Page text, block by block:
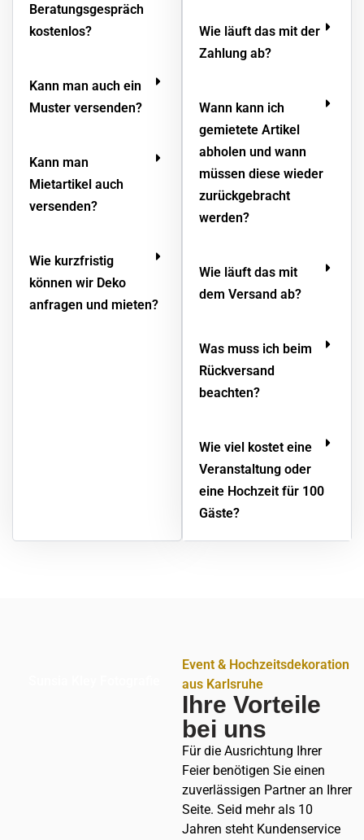
Beratungsgespräch
kostenlos?
Kann man auch ein
Muster versenden?
Kann man
Mietartikel auch
versenden?
Wie kurzfristig
können wir Deko
anfragen und mieten?
Wie läuft das mit der
Zahlung ab?
Wann kann ich
gemietete Artikel
abholen und wann
müssen diese wieder
zurückgebracht
werden?
Wie läuft das mit
dem Versand ab?
Was muss ich beim
Rückversand
beachten?
Wie viel kostet eine
Veranstaltung oder
eine Hochzeit für 100
Gäste?
Event & Hochzeitsdekoration
aus Karlsruhe
Ihre Vorteile
bei uns
Für die Ausrichtung Ihrer
Feier benötigen Sie einen
zuverlässigen Partner an Ihrer
Seite. Seid mehr als 10
Jahren steht Kundenservice